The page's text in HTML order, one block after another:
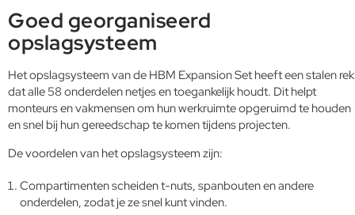
Goed georganiseerd
opslagsysteem
Het opslagsysteem van de HBM Expansion Set heeft een stalen rek
dat alle 58 onderdelen netjes en toegankelijk houdt. Dit helpt
monteurs en vakmensen om hun werkruimte opgeruimd te houden
en snel bij hun gereedschap te komen tijdens projecten.
De voordelen van het opslagsysteem zijn:
Compartimenten scheiden t-nuts, spanbouten en andere
onderdelen, zodat je ze snel kunt vinden.